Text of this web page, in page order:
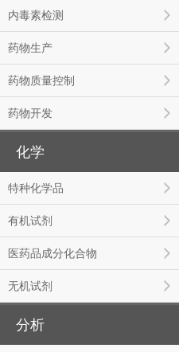
内毒素检测
药物生产
药物质量控制
药物开发
化学
特种化学品
有机试剂
医药品成分化合物
无机试剂
分析